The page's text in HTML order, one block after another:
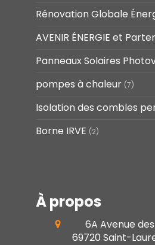
Rénovation Globale
AVENIR ÉNERGIE et
Panneaux Solaires
pompes à chaleur (7)
Isolation des combles
Borne IRVE (2)
À propos
6A Avenue
69720 Saint-